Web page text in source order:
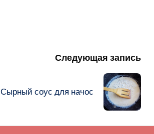
Следующая запись
Сырный соус для начос